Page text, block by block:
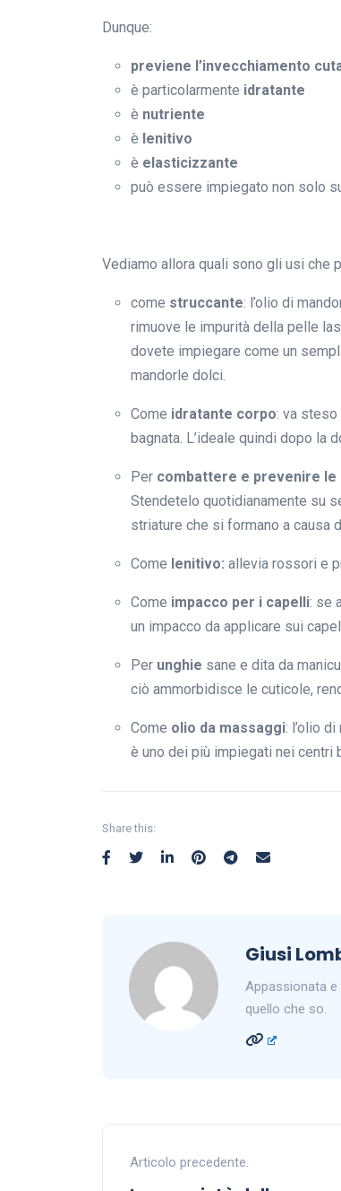
Dunque:
previene l’invecchiamento
è particolarmente idratante
è nutriente
è lenitivo
è elasticizzante
può essere impiegato non solo
Vediamo allora quali sono gli usi che
come struccante: l’olio di
rimuove le impurità della pelle
dovete impiegare come un
mandorle dolci.
Come idratante corpo: va steso
bagnata. L’ideale quindi dopo la
Per combattere e prevenire le
Stendetelo quotidianamente su
striature che si formano a causa
Come lenitivo: allevia rossori e
Come impacco per i capelli: se
un impacco da applicare sui
Per unghie sane e dita da
ciò ammorbidisce le cuticole,
Come olio da massaggi: l’olio
è uno dei più impiegati nei centri
Share this:
Giusi
Appassionata e
quello che so.
Articolo precedente.